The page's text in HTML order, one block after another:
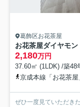
葛飾区お花茶屋
お花茶屋ダイヤモ
2,180万円
37.60㎡ (1LDK) /築48
京成本線「お花茶
ぜひ一度見ていただき